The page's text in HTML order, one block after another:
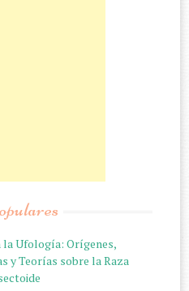
la Ufología: Orígenes,
y Teorías sobre la Raza